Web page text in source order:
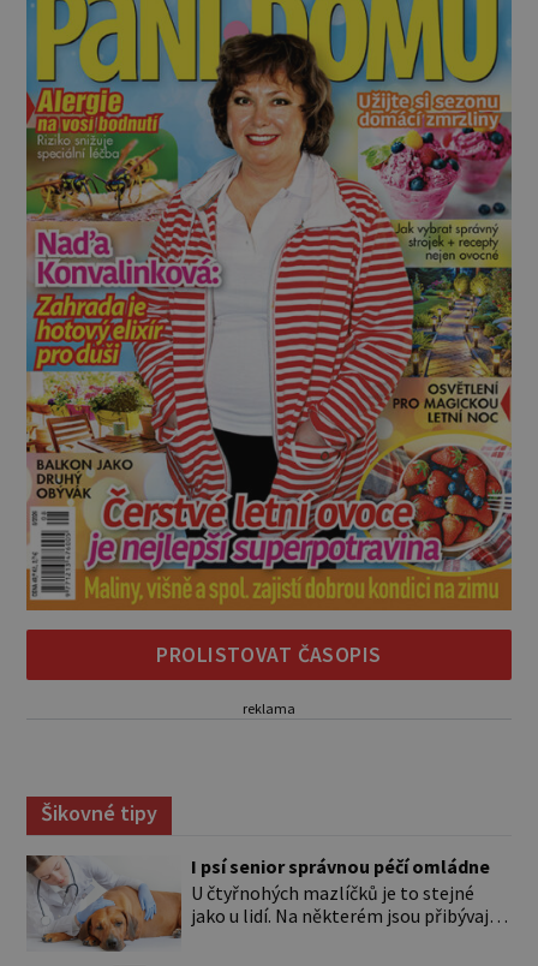
PROLISTOVAT ČASOPIS
reklama
Šikovné tipy
I psí senior správnou péčí omládne
U čtyřnohých mazlíčků je to stejné
jako u lidí. Na některém jsou přibývající